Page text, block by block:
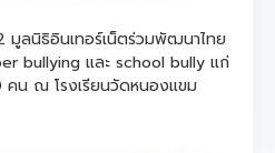
มูลนิธิอินเทอร์เน็ตร่วมพัฒนาไทย
bullying และ school bully แก่
คน ณ โรงเรียนวัดหนองแขม